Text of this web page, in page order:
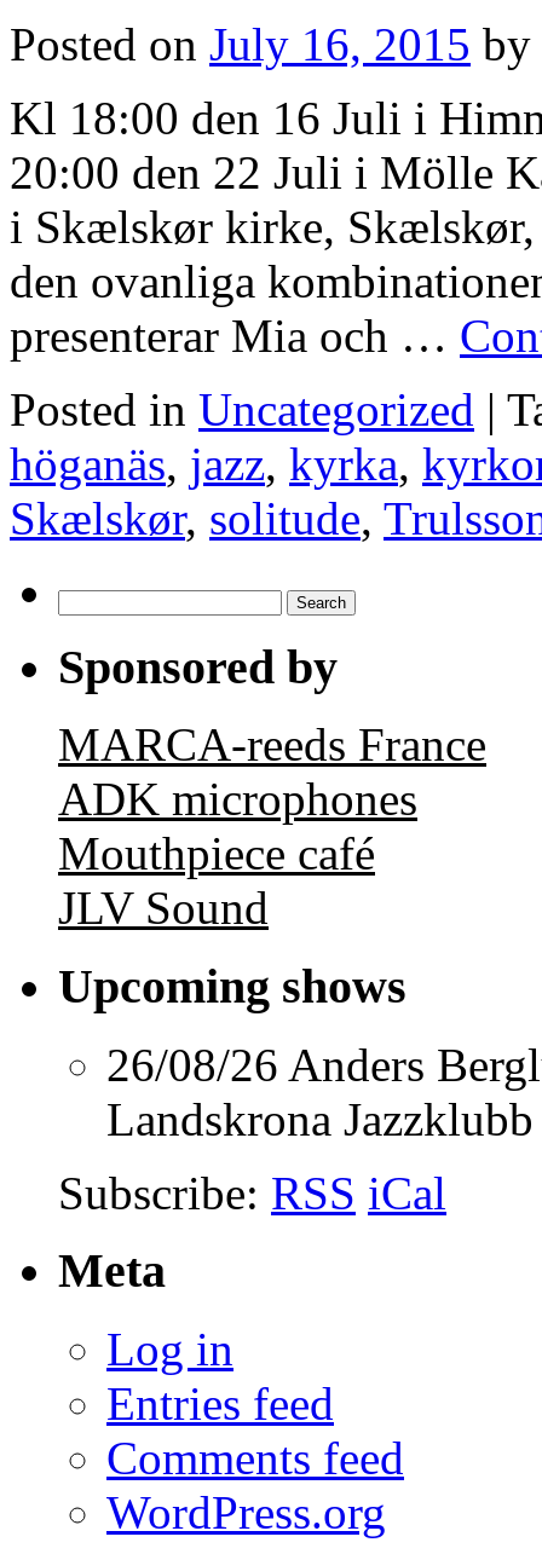
Posted on July 16, 2015 by
Kl 18:00 den 16 Juli i
20:00 den 22 Juli i Mölle
i Skælskør kirke, Skælskør,
den ovanliga
presenterar Mia och …
Posted in Uncategorized |
höganäs, jazz, kyrka,
Skælskør, solitude,
for:
Sponsored by
MARCA-reeds France
ADK microphones
Mouthpiece café
JLV Sound
Upcoming shows
26/08/26 Anders
Landskrona Jazzklubb
Subscribe: RSS iCal
Meta
Log in
Entries feed
Comments feed
WordPress.org